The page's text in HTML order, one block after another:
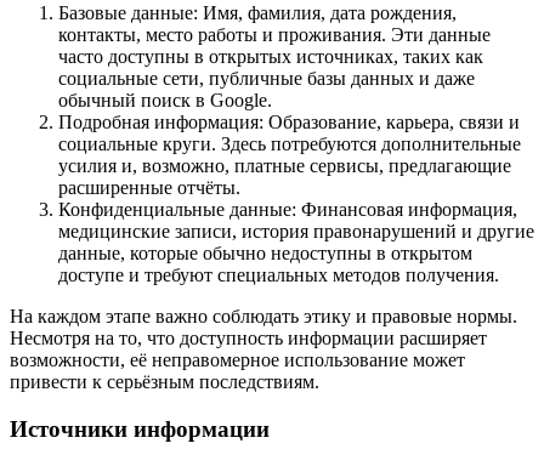
Базовые данные: Имя, фамилия, дата рождения,
контакты, место работы и проживания. Эти данные
часто доступны в открытых источниках, таких как
социальные сети, публичные базы данных и даже
обычный поиск в Google.
Подробная информация: Образование, карьера, связи и
социальные круги. Здесь потребуются дополнительные
усилия и, возможно, платные сервисы, предлагающие
расширенные отчёты.
Конфиденциальные данные: Финансовая информация,
медицинские записи, история правонарушений и другие
данные, которые обычно недоступны в открытом
доступе и требуют специальных методов получения.
На каждом этапе важно соблюдать этику и правовые нормы.
Несмотря на то, что доступность информации расширяет
возможности, её неправомерное использование может
привести к серьёзным последствиям.
Источники информации